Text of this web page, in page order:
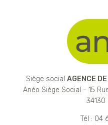
Siège social AGENCE
Anéo Siège Social - 15
34130
Tél : 04